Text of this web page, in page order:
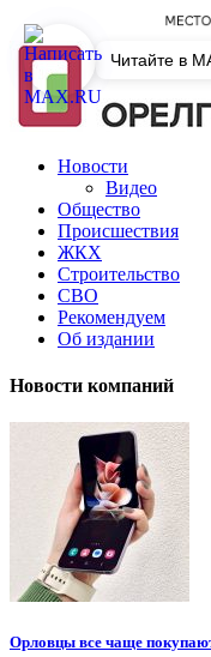
Новости
Видео
Общество
Происшествия
ЖКХ
Строительство
СВО
Рекомендуем
Об издании
Новости компаний
Орловцы все чаще
Читайте в